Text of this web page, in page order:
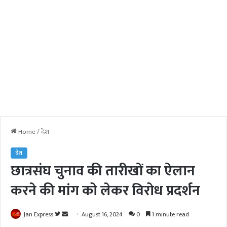
Home/देश
देश
छात्रसंघ चुनाव की तारीखों का ऐलान
करने की मांग को लेकर विरोध प्रदर्शन
Jan Express
F
August 16, 2024 0 1 minute read